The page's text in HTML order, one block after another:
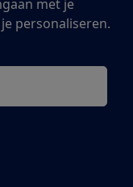
met je
personaliseren.